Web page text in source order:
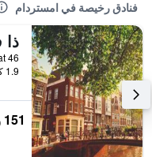
فنادق رخيصة في امستردام
1.9 كيلومتر عن وسط المدينة
151 ﷼